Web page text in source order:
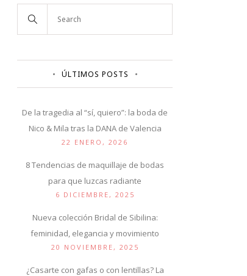
ÚLTIMOS POSTS
De la tragedia al “sí, quiero”: la boda de
Nico & Mila tras la DANA de Valencia
22 ENERO, 2026
8 Tendencias de maquillaje de bodas
para que luzcas radiante
6 DICIEMBRE, 2025
Nueva colección Bridal de Sibilina:
feminidad, elegancia y movimiento
20 NOVIEMBRE, 2025
¿Casarte con gafas o con lentillas? La